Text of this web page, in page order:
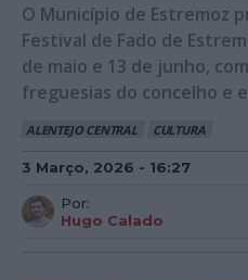
O Município de Estremoz
Festival de Fado de
de maio e 13 de junho,
freguesias do concelho e
ALENTEJO CENTRAL CULTURA
3 Março, 2026 - 16:27
Por:
Hugo Calado